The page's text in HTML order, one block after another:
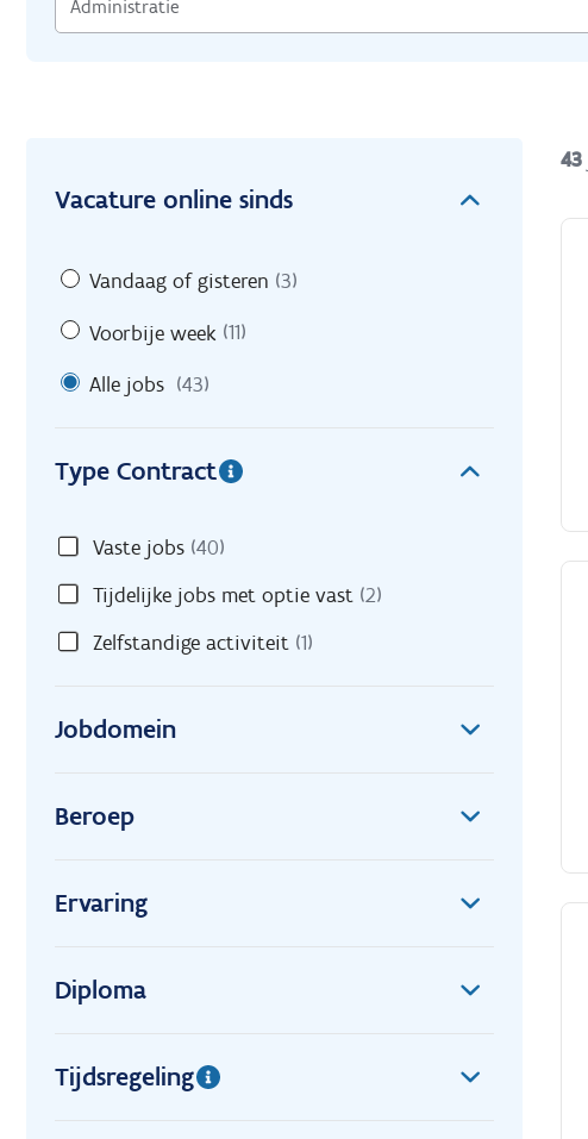
Vacature online sinds
Vandaag of gisteren (3)
Voorbije week (11)
Alle jobs (43)
Type Contract
Vaste jobs (40)
Tijdelijke jobs met optie vast (2)
Zelfstandige activiteit (1)
Jobdomein
Beroep
Ervaring
Diploma
Tijdsregeling
43